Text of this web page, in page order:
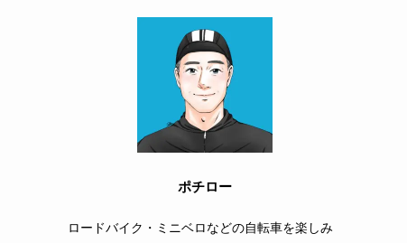
ポチロー
ロードバイク・ミニベロなどの自転車を楽しみ